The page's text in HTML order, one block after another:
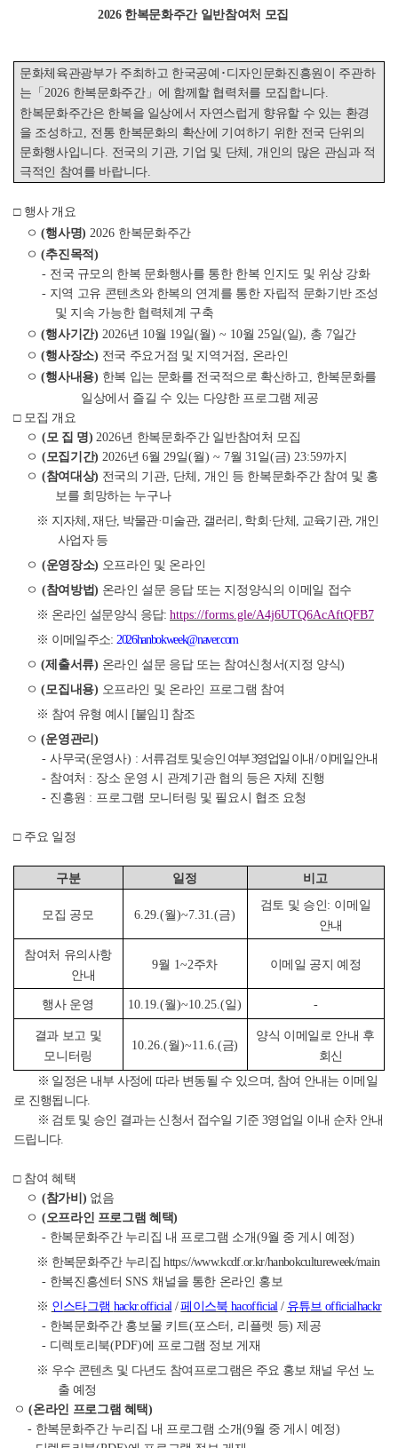
2026 한복문화주간 일반참여처 모집
문화체육관광부가 주최하고 한국공예 ･ 디자인문화진흥원이 주관하
는 「 2026 한복문화주간」 에 함께할 협력처를 모집합니다.
한복문화주간은 한복을 일상에서 자연스럽게 향유할 수 있는 환경
을 조성하고, 전통 한복문화의 확산에 기여하기 위한 전국 단위의
문화행사입니다. 전국의 기관, 기업 및 단체 , 개인의 많은 관심과 적
극적인 참여를 바랍니다.
□ 행사 개요
ㅇ(행사명) 2026 한복문화주간
ㅇ(추진목적)
- 전국 규모의 한복 문화행사를 통한 한복 인지도 및 위상 강화
- 지역 고유 콘텐츠와 한복의 연계를 통한 자립적 문화기반 조성
및 지속 가능한 협력체계 구축
ㅇ(행사기간) 2026년 10월 19일(월) ~ 10월 25일(일), 총 7일간
ㅇ(행사장소) 전국 주요거점 및 지역거점 , 온라인
ㅇ(행사내용) 한복 입는 문화를 전국적으로 확산하고, 한복문화를
일상에서 즐길 수 있는 다양한 프로그램 제공
□ 모집 개요
ㅇ (모 집 명) 2026년 한복문화주간 일반참여처 모집
ㅇ (모집기간) 2026년6월29일(월) ~ 7월31일(금) 23:59까지
ㅇ (참여대상) 전국의 기관, 단체 ,개인 등 한복문화주간 참여 및 홍
보를 희망하는 누구나
※ 지자체 ,재단, 박물관·미술관, 갤러리 , 학회 ·단체 , 교육기관, 개인
사업자 등
ㅇ (운영장소) 오프라인 및 온라인
ㅇ (참여방법) 온라인 설문 응답 또는 지정양식의 이메일 접수
※ 온라인 설문양식 응답:https://forms.gle/A4j6UTQ6AcAftQFB7
※ 이메일주소:2026hanbokweek@naver.com
ㅇ(제출서류) 온라인 설문 응답 또는 참여신청서(지정 양식)
ㅇ(모집내용) 오프라인 및 온라인 프로그램 참여
※ 참여 유형 예시 [붙임 1] 참조
ㅇ(운영관리 )
- 사무국(운영사) : 서류 검토 및 승인 여부3영업일 이내/이메일 안내
- 참여처 : 장소 운영 시 관계기관 협의 등은 자체 진행
- 진흥원 : 프로그램 모니터링 및 필요시 협조 요청
□ 주요 일정
구분 일정 비고
모집 공모 6.29.(월)~7.31.(금)
검토 및 승인 : 이메일
안내
참여처 유의사항
안내
9월 1~2주차 이메일 공지 예정
행사 운영 10.19.(월)~10.25.(일) -
결과 보고 및
모니터링
10.26.(월)~11.6.(금)
양식 이메일로 안내 후
회신
※ 일정은 내부 사정에 따라 변동될 수 있으며 , 참여 안내는 이메일
로 진행됩니다.
※ 검토 및 승인 결과는 신청서 접수일 기준3영업일 이내 순차 안내
드립니다.
□ 참여 혜택
ㅇ (참가비 ) 없음
ㅇ (오프라인 프로그램 혜택)
- 한복문화주간 누리집 내 프로그램 소개 (9월 중 게시 예정)
※ 한복문화주간 누리집https://www.kcdf.or.kr/hanbokcultureweek/main
- 한복진흥센터 SNS채널을 통한 온라인 홍보
※ 인스타그램 hackr.official /페이스북hacofficial / 유튜브officialhackr
- 한복문화주간 홍보물 키트(포스터 , 리플렛 등)제공
- 디렉토리북(PDF)에 프로그램 정보 게재
※ 우수 콘텐츠 및 다년도 참여프로그램은 주요 홍보 채널 우선 노
출 예정
ㅇ (온라인 프로그램 혜택)
- 한복문화주간 누리집 내 프로그램 소개 (9월 중 게시 예정)